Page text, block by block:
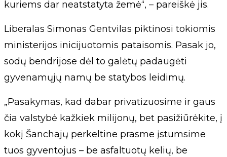
kuriems dar neatstatyta žemė“, – pareiškė jis.
Liberalas Simonas Gentvilas piktinosi tokiomis
ministerijos inicijuotomis pataisomis. Pasak jo,
sodų bendrijose dėl to galėtų padaugėti
gyvenamųjų namų be statybos leidimų.
„Pasakymas, kad dabar privatizuosime ir gaus
čia valstybė kažkiek milijonų, bet pasižiūrėkite, į
kokį Šanchajų perkeltine prasme įstumsime
tuos gyventojus – be asfaltuotų kelių, be